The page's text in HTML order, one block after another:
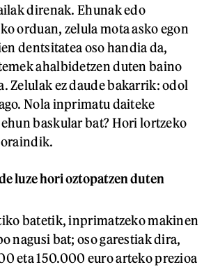
direnak. Ehunak edo
orduan, zelula mota asko egon
dentsitatea oso handia da,
ahalbidetzen duten baino
Zelulak ez daude bakarrik: odol
Nola inprimatu daiteke
baskular bat? Hori lortzeko
oraindik.
luze hori oztopatzen duten
batetik, inprimatzeko makinen
nagusi bat; oso garestiak dira,
eta 150.000 euro arteko prezioa